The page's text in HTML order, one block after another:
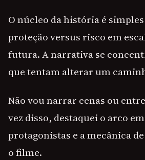
O núcleo da história é
proteção versus risco em
futura. A narrativa se
que tentam alterar um
Não vou narrar cenas ou
vez disso, destaquei o arco
protagonistas e a mecânica
o filme.